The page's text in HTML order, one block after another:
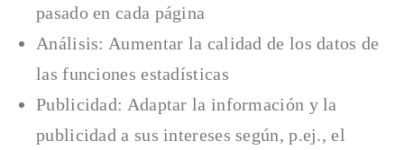
pasado en cada página
Análisis: Aumentar la calidad de los datos de
las funciones estadísticas
Publicidad: Adaptar la información y la
publicidad a sus intereses según, p.ej., el